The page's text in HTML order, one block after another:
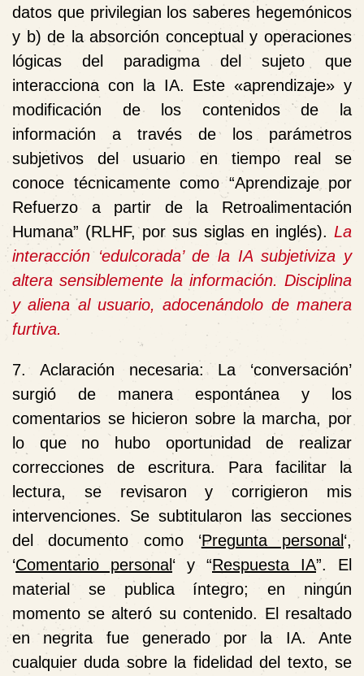
datos que privilegian los saberes hegemónicos
y b) de la absorción conceptual y operaciones
lógicas del paradigma del sujeto que
interacciona con la IA. Este «aprendizaje» y
modificación de los contenidos de la
información a través de los parámetros
subjetivos del usuario en tiempo real se
conoce técnicamente como “Aprendizaje por
Refuerzo a partir de la Retroalimentación
Humana” (RLHF, por sus siglas en inglés). La
interacción ‘edulcorada’ de la IA subjetiviza y
altera sensiblemente la información. Disciplina
y aliena al usuario, adocenándolo de manera
furtiva.
7. Aclaración necesaria: La ‘conversación’
surgió de manera espontánea y los
comentarios se hicieron sobre la marcha, por
lo que no hubo oportunidad de realizar
correcciones de escritura. Para facilitar la
lectura, se revisaron y corrigieron mis
intervenciones. Se subtitularon las secciones
del documento como ‘Pregunta personal‘,
‘Comentario personal‘ y “Respuesta IA”. El
material se publica íntegro; en ningún
momento se alteró su contenido. El resaltado
en negrita fue generado por la IA. Ante
cualquier duda sobre la fidelidad del texto, se